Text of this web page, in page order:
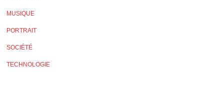
MUSIQUE
PORTRAIT
SOCIÉTÉ
TECHNOLOGIE